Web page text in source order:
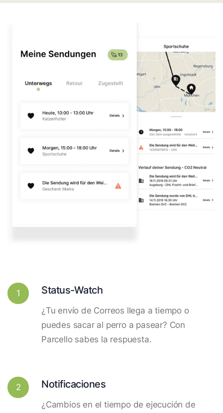
1 Status-Watch
¿Tu envío de Correos llega a tiempo o
puedes sacar al perro a pasear? Con
Parcello sabes la respuesta.
2 Notificaciones
¿Cambios en el tiempo de ejecución de